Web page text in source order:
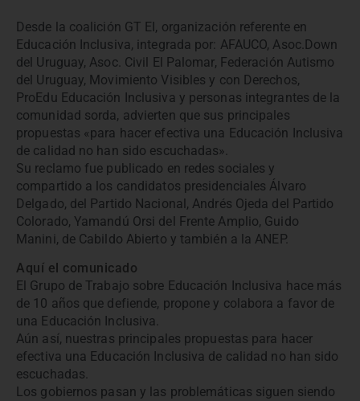
Desde la coalición GT EI, organización referente en
Educación Inclusiva, integrada por: AFAUCO, Asoc.Down
del Uruguay, Asoc. Civil El Palomar, Federación Autismo
del Uruguay, Movimiento Visibles y con Derechos,
ProEdu Educación Inclusiva y personas integrantes de la
comunidad sorda, advierten que sus principales
propuestas «para hacer efectiva una Educación Inclusiva
de calidad no han sido escuchadas».
Su reclamo fue publicado en redes sociales y
compartido a los candidatos presidenciales Álvaro
Delgado, del Partido Nacional, Andrés Ojeda del Partido
Colorado, Yamandú Orsi del Frente Amplio, Guido
Manini, de Cabildo Abierto y también a la ANEP.
Aquí el comunicado
El Grupo de Trabajo sobre Educación Inclusiva hace más
de 10 años que defiende, propone y colabora a favor de
una Educación Inclusiva.
Aún así, nuestras principales propuestas para hacer
efectiva una Educación Inclusiva de calidad no han sido
escuchadas.
Los gobiernos pasan y las problemáticas siguen siendo